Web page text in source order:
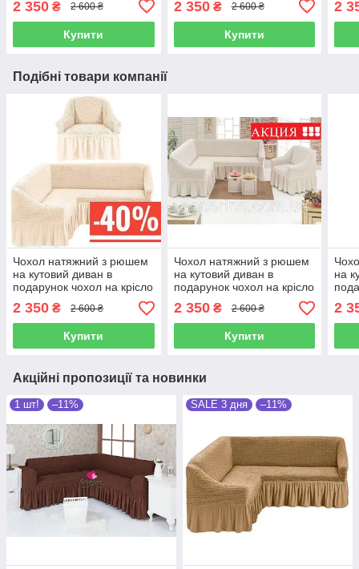
2 350 ₴ 2 600 ₴
Купити
бежевий
2 350₴ 2 600 ₴
Купити
2
Подібні товари компанії
Чохол натяжний з рюшем
на кутовий диван в
подарунок чохол на крісло
MILANO кремовий
2 350 ₴ 2 600 ₴
Купити
Чохол натяжний з рюшем
на кутовий диван в
подарунок чохол на крісло
MILANO кремовий
2 350₴ 2 600 ₴
Купити
на
2
Акційні пропозиції та новинки
1 шт! –11% SALE 3 дня –11%